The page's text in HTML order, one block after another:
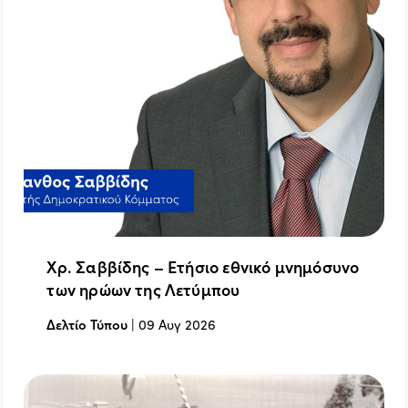
Χρ. Σαββίδης – Ετήσιο εθνικό μνημόσυνο
των ηρώων της Λετύμπου
Δελτίο Τύπου |09 Αυγ 2026